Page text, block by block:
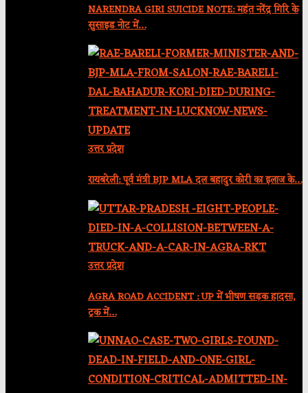
NARENDRA GIRI SUICIDE NOTE: महंत नरेंद्र गिरि के
सुसाइड नोट में…
उत्तर प्रदेश
रायबरेली: पूर्व मंत्री BJP MLA दल बहादुर कोरी का इलाज के…
उत्तर प्रदेश
AGRA ROAD ACCIDENT : UP में भीषण सड़क हादसा,
ट्रक में…